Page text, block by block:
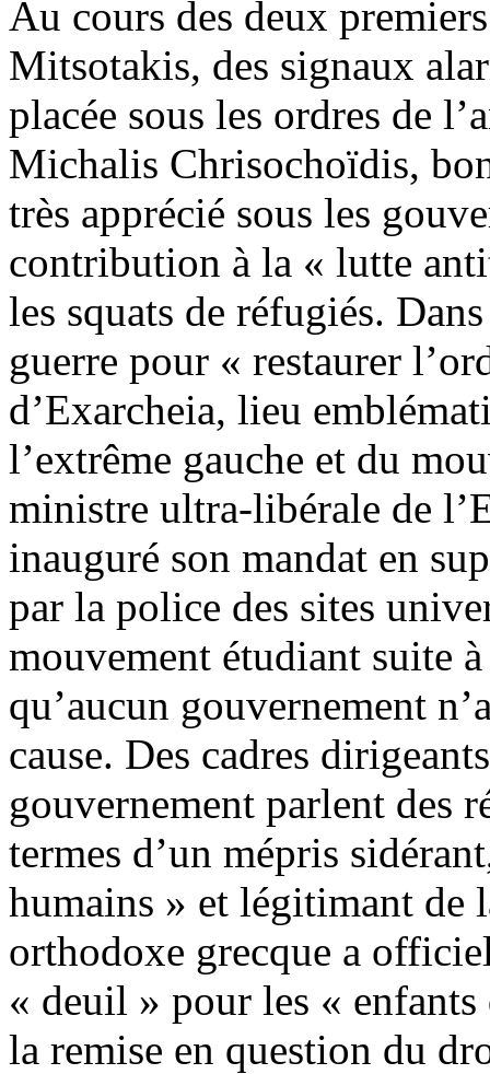
Au cours des deux
Mitsotakis, des signaux
placée sous les ordres de
Michalis Chrisochoïdis,
très apprécié sous les
contribution à la « lutte
les squats de réfugiés.
guerre pour « restaurer
d’Exarcheia, lieu
l’extrême gauche et du
ministre ultra-libérale de
inauguré son mandat en
par la police des sites
mouvement étudiant suite
qu’aucun gouvernement
cause. Des cadres
gouvernement parlent des
termes d’un mépris
humains » et légitimant de
orthodoxe grecque a
« deuil » pour les «
la remise en question du